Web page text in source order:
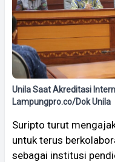
Unila Saat Akreditasi
Lampungpro.co/Dok Unila
Suripto turut
untuk terus
sebagai institusi